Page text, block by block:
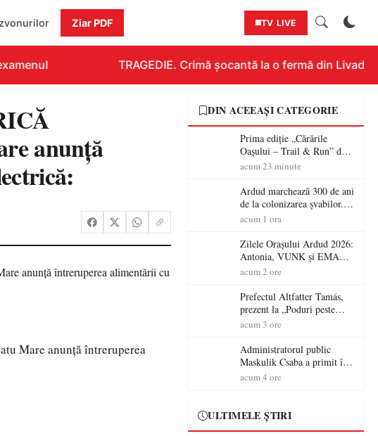
Ziar PDF TV LIVE
TRAGEDIE. Crimă șocantă la o fermă din
anunţă
Mare anunţă întreruperea
DIN ACEEAȘI CATEGORIE
Prima ediție „Cărările
Oașului – Trail & Run” dă
startul înscrierilor. Două zile
comunității în Țara Oașului
acum 23 minute
Ardud marchează 300 de ani
de la colonizarea șvabilor.
Jubileul va fi sărbătorit pe 8
acum 1 ora
Zilele Orașului Ardud 2026:
Antonia, VUNK și EMAA
urcă pe scena Cetății Ardud.
acum 2 ore
Prefectul Altfatter Tamás,
prezent la „Poduri peste
granițe – Zilele Diasporei
acum 3 ore
Administratorul public
Maskulik Csaba a primit în
audiență cetățenii din Satu
acum 4 ore
ULTIMELE ȘTIRI